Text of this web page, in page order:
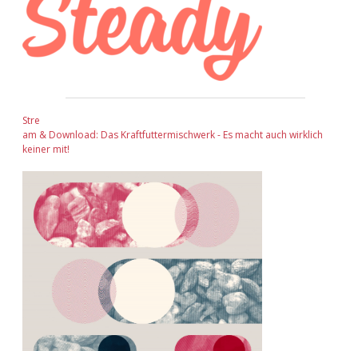
Stre
am & Download: Das Kraftfuttermischwerk - Es macht auch wirklich
keiner mit!